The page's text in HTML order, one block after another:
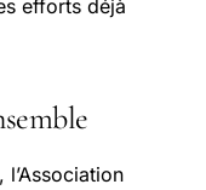
efforts déjà